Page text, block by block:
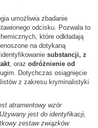
umożliwia zbadanie
odcisku. Pozwala to
które odkładają
na dotykaną
substancji, z
, oraz odróżnienie od
Dotychczas osiągnięcie
z zakresu kryminalistyki
atramentowy wzór
jest do identyfikacji,
zestaw związków